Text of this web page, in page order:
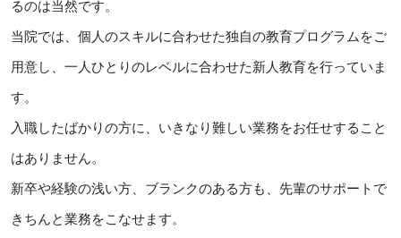
るのは当然です。
当院では、個人のスキルに合わせた独自の教育プログラムをご
用意し、一人ひとりのレベルに合わせた新人教育を行っていま
す。
入職したばかりの方に、いきなり難しい業務をお任せすること
はありません。
新卒や経験の浅い方、ブランクのある方も、先輩のサポートで
きちんと業務をこなせます。